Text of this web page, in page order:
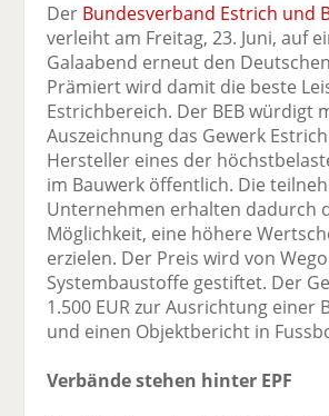
Der Bundesverband Estrich und
verleiht am Freitag, 23. Juni, auf
Galaabend erneut den
Prämiert wird damit die beste
Estrichbereich. Der BEB würdigt
Auszeichnung das Gewerk
Hersteller eines der
im Bauwerk öffentlich. Die
Unternehmen erhalten dadurch
Möglichkeit, eine höhere
erzielen. Der Preis wird von Wego
Systembaustoffe gestiftet. Der
1.500 EUR zur Ausrichtung einer
und einen Objektbericht in
Verbände stehen hinter EPF